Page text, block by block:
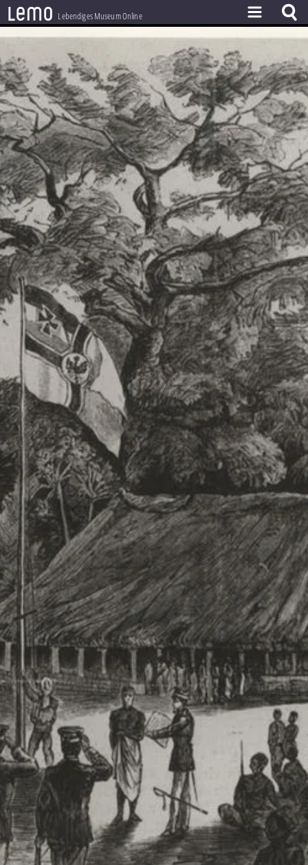
lemo Lebendiges Museum Online
ZEITSTRAHL
THEMEN
ZEITZEUGEN
BESTAND
LERNEN
PROJEKT